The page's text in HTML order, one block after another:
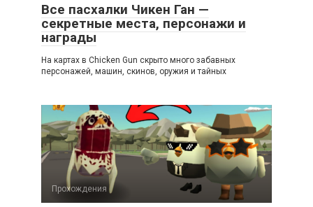
Все пасхалки Чикен Ган —
секретные места, персонажи и
награды
На картах в Chicken Gun скрыто много забавных
персонажей, машин, скинов, оружия и тайных
Прохождения